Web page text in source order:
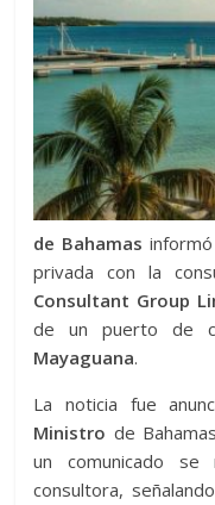
de Bahamas
privada con la
Consultant Group
de un puerto de
Mayaguana.
La noticia fue
Ministro de
un comunicado
consultora,